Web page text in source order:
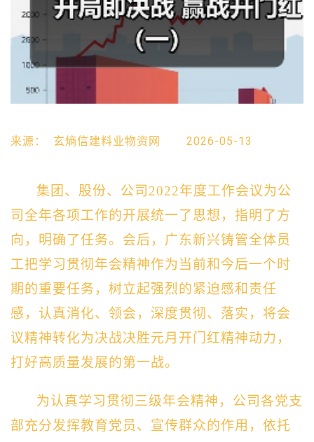
来源： 玄熵信建料业物资网 2026-05-13
集团 、 股份、公司 2022年度工作会议为公
司 全年各项工作的开展统一了思想，指明了方
向，明确了任务。 会后， 广东新兴铸管全体员
工把学习贯彻年会精神作为当前和今后一个时
期的重要任务，树立起强烈的紧迫感和责任
感，认真消化、领会，深度贯彻、落实， 将会
议精神转化为决战决胜元月开门红精神动力 ，
打好高质量发展的第一战。
为认真学习贯彻三级年会精神， 公司各党支
部充分发挥教育党员、宣传群众的作用，依托